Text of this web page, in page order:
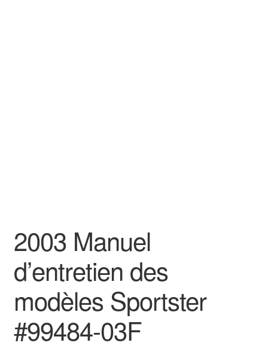
2003 Manuel
d’entretien des
modèles Sportster
#99484-03F